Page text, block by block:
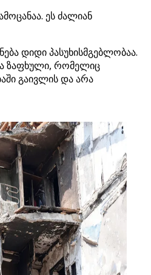
ეს ძალიან
დიდი პასუხისმგებლობაა.
ზაფხული, რომელიც
გაივლის და არა